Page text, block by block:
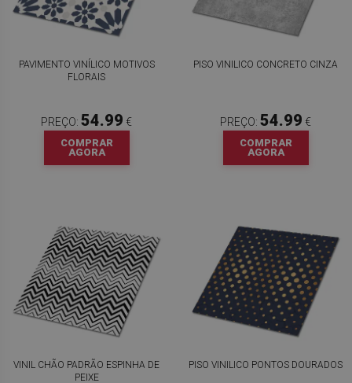
PAVIMENTO VINÍLICO MOTIVOS
FLORAIS
PREÇO: 54.99 €
COMPRAR
AGORA
PISO VINILICO CONCRETO CINZA
PREÇO: 54.99 €
COMPRAR
AGORA
VINIL CHÃO PADRÃO ESPINHA DE
PEIXE
PISO VINILICO PONTOS DOURADOS